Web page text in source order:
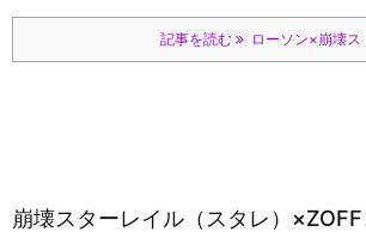
記事を読む ローソン×崩壊ス
崩壊スターレイル（スタレ）